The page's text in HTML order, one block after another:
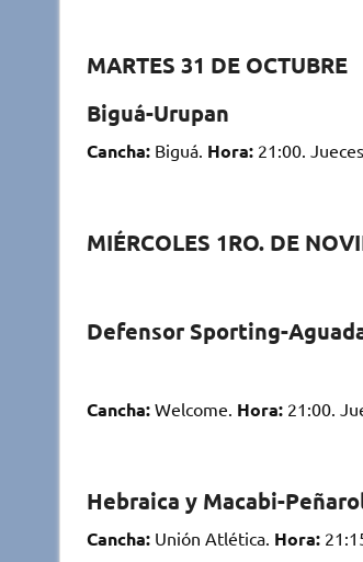
MARTES 31 DE OCTUBRE
Biguá-Urupan
Cancha:Biguá. Hora:21:00.
MIÉRCOLES 1RO. DE
Defensor Sporting-
Cancha:Welcome. Hora:21:00.
Hebraica y Macabi-
Cancha:Unión Atlética. Hora: